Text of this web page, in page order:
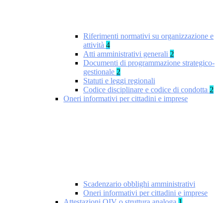
Riferimenti normativi su organizzazione e
attività 4
Atti amministrativi generali 2
Documenti di programmazione strategico-
gestionale 2
Statuti e leggi regionali
Codice disciplinare e codice di condotta 2
Oneri informativi per cittadini e imprese
Scadenzario obblighi amministrativi
Oneri informativi per cittadini e imprese